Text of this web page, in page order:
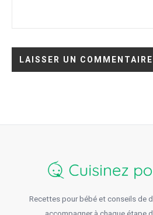
Recettes pour bébé et conseils de